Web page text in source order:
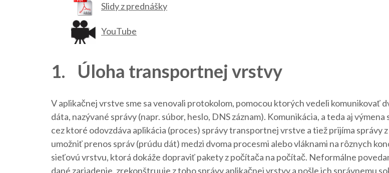
Slidy z prednášky
YouTube
1. Úloha transportnej vrstvy
V aplikačnej vrstve sme sa venovali protokolom, pomocou ktorých vedeli komunikovať
dáta, nazývané správy (napr. súbor, heslo, DNS záznam). Komunikácia, a teda aj
cez ktoré odovzdáva aplikácia (proces) správy transportnej vrstve a tiež prijíma
umožniť prenos správ (prúdu dát) medzi dvoma procesmi alebo vláknami na rôznych
sieťovú vrstvu, ktorá dokáže dopraviť pakety z počítača na počítač. Neformálne
dané zariadenie, zrekonštruuje z toho správy aplikačnej vrstvy a pošle ich správnemu